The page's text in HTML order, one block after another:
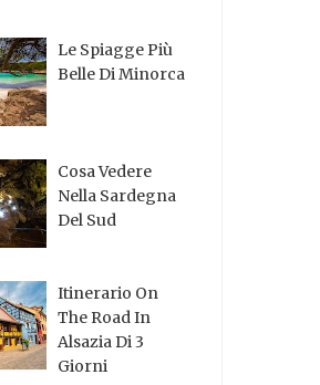
Le Spiagge Più
Belle Di Minorca
Cosa Vedere
Nella Sardegna
Del Sud
Itinerario On
The Road In
Alsazia Di 3
Giorni